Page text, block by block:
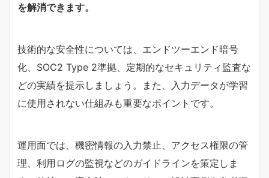
を解消できます。
技術的な安全性については、エンドツーエンド暗号
化、SOC2 Type 2準拠、定期的なセキュリティ監査な
どの実績を提示しましょう。また、入力データが学習
に使用されない仕組みも重要なポイントです。
運用面では、機密情報の入力禁止、アクセス権限の管
理、利用ログの監視などのガイドラインを策定しま